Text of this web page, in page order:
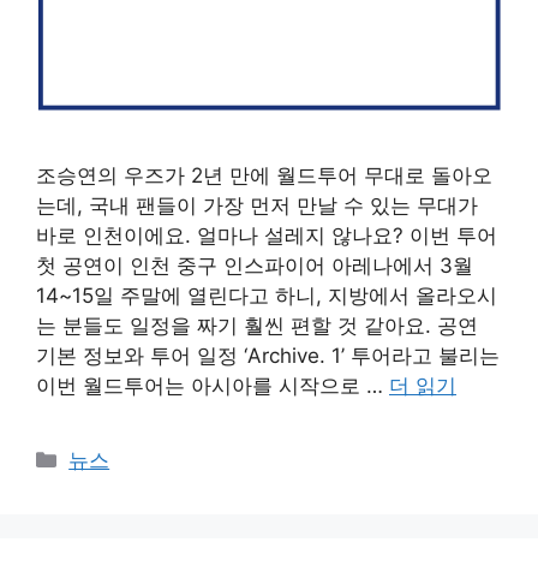
조승연의 우즈가 2년 만에 월드투어 무대로 돌아오
는데, 국내 팬들이 가장 먼저 만날 수 있는 무대가
바로 인천이에요. 얼마나 설레지 않나요? 이번 투어
첫 공연이 인천 중구 인스파이어 아레나에서 3월
14~15일 주말에 열린다고 하니, 지방에서 올라오시
는 분들도 일정을 짜기 훨씬 편할 것 같아요. 공연
기본 정보와 투어 일정 ‘Archive. 1’ 투어라고 불리는
이번 월드투어는 아시아를 시작으로 … 더 읽기
카
뉴스